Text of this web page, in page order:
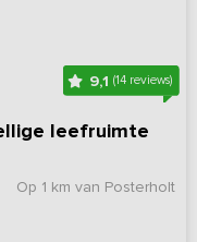
9,1(14 reviews)
leefruimte
Op 1 km van Posterholt